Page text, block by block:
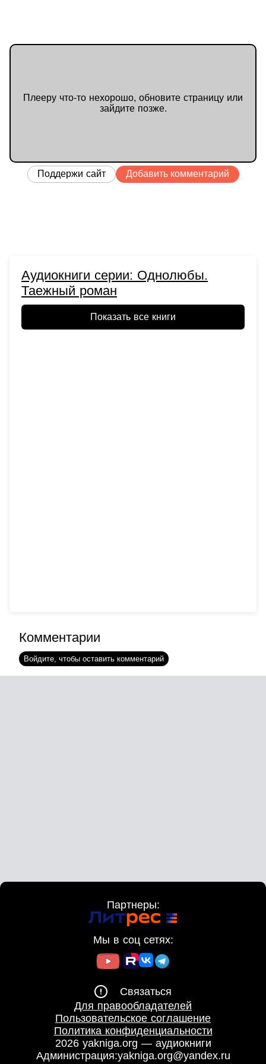
Плееру что-то нехорошо, обновите страницу или
зайдите позже.
Поддержи сайт Добавить комментарий
Аудиокниги серии: Однолюбы.
Таежный роман
Показать все книги
Комментарии
Войдите, чтобы оставить комментарий
Партнеры:
Мы в соц сетях:
Связаться
Для правообладателей
Пользовательское соглашение
Политика конфиденциальности
2026 yakniga.org — аудиокниги
Администрация:yakniga.org@yandex.ru